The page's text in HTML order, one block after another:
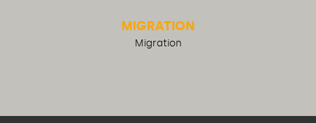
MIGRATION
Migration